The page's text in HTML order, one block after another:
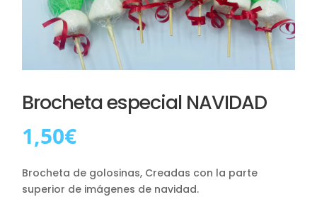
Brocheta especial NAVIDAD
1,50€
Brocheta de golosinas, Creadas con la parte
superior de imágenes de navidad.